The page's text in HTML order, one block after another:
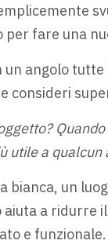
fare una
angolo tutte
consideri
utile a qualcun
bianca, un
aiuta a ridurre
e funzionale.